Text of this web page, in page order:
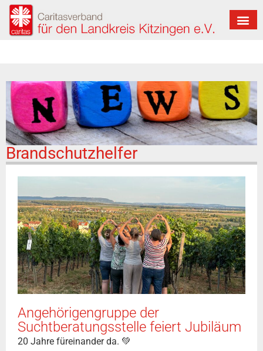
Brandschutzhelfer
Angehörigengruppe der
Suchtberatungsstelle feiert Jubiläum
20 Jahre füreinander da. 💚